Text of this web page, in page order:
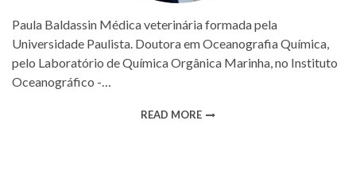
Paula Baldassin Médica veterinária formada pela
Universidade Paulista. Doutora em Oceanografia Química,
pelo Laboratório de Química Orgânica Marinha, no Instituto
Oceanográfico -…
READ MORE